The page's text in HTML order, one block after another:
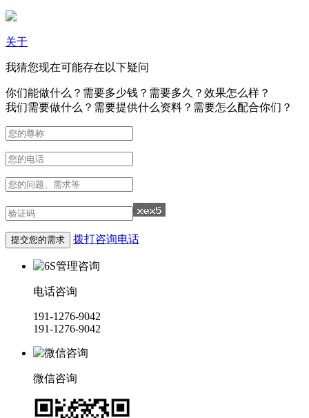
关于
我猜您现在可能存在以下疑问
你们能做什么？需要多少钱？需要多久？效果怎么样？
我们需要做什么？需要提供什么资料？需要怎么配合你们？
拨打咨询电话
电话咨询
191-1276-9042
191-1276-9042
微信咨询